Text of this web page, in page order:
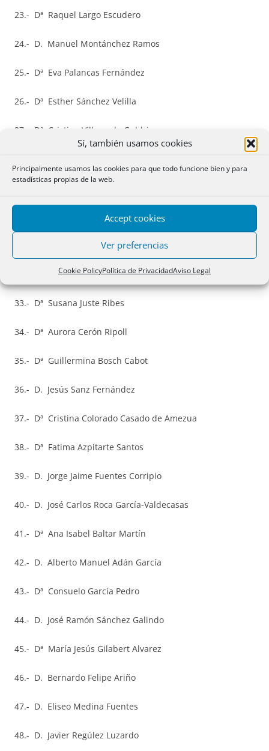
Sí, también usamos cookies
Principalmente usamos las cookies para que todo funcione bien y para
estadísticas propias de la web.
Accept cookies
Ver preferencias
Cookie PolicyPolítica de PrivacidadAviso Legal
23.- Dª Raquel Largo Escudero
24.- D. Manuel Montánchez Ramos
25.- Dª Eva Palancas Fernández
26.- Dª Esther Sánchez Velilla
27.- Dª Cristina Villaverde Guldris
29.- Dª María Teresa Rubio Quesada
30.- D. Esteban Moyano Morales
31.- Dª Guadalupe Cuesta Vizoso
32.- Dª María Pilar Linares González
33.- Dª Susana Juste Ribes
34.- Dª Aurora Cerón Ripoll
35.- Dª Guillermina Bosch Cabot
36.- D. Jesús Sanz Fernández
37.- Dª Cristina Colorado Casado de Amezua
38.- Dª Fatima Azpitarte Santos
39.- D. Jorge Jaime Fuentes Corripio
40.- D. José Carlos Roca García-Valdecasas
41.- Dª Ana Isabel Baltar Martín
42.- D. Alberto Manuel Adán García
43.- Dª Consuelo García Pedro
44.- D. José Ramón Sánchez Galindo
45.- Dª María Jesús Gilabert Alvarez
46.- D. Bernardo Felipe Ariño
47.- D. Eliseo Medina Fuentes
48.- D. Javier Regúlez Luzardo